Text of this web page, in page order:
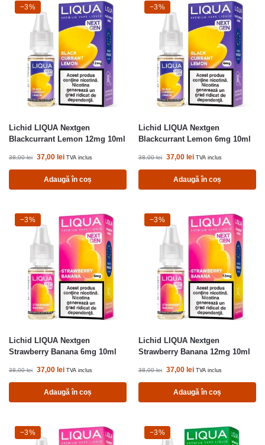
-3%
−3%
Lichid LIQUA Nextgen
Blackcurrant Lemon 12mg 10ml
38,00lei 37,00 lei TVA inclus
Adaugă în coș
-3%
−3%
Lichid LIQUA Nextgen
Blackcurrant Lemon 6mg 10ml
38,00lei 37,00 lei TVA inclus
Adaugă în coș
-3%
−3%
Lichid LIQUA Nextgen
Strawberry Banana 6mg 10ml
38,00lei 37,00 lei TVA inclus
Adaugă în coș
-3%
−3%
Lichid LIQUA Nextgen
Strawberry Banana 12mg 10ml
38,00lei 37,00 lei TVA inclus
Adaugă în coș
-3%
−3% -3%
−3%